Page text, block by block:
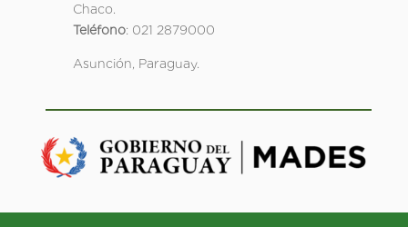
Chaco.
Teléfono: 021 2879000
Asunción, Paraguay.